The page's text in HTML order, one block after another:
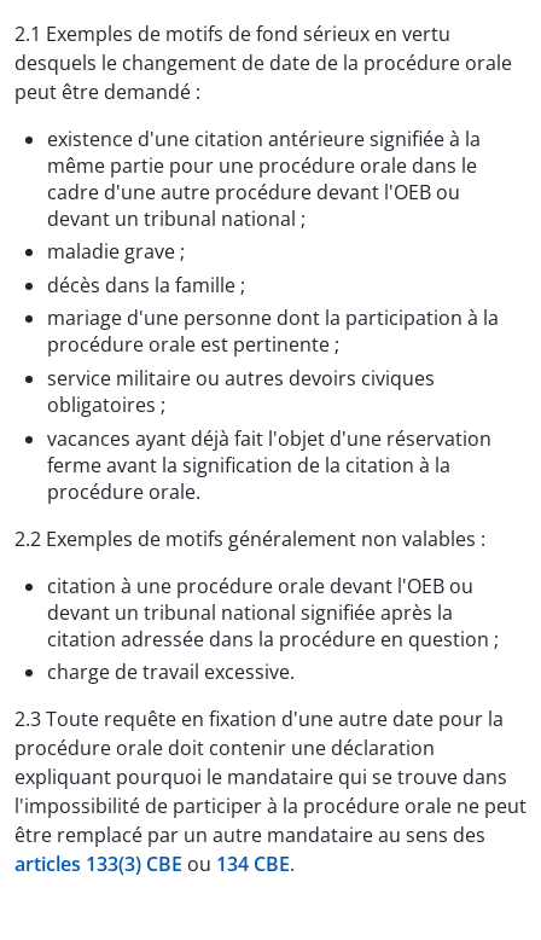
2.1 Exemples de motifs de fond sérieux en vertu
desquels le changement de date de la procédure orale
peut être demandé :
existence d'une citation antérieure signifiée à la
même partie pour une procédure orale dans le
cadre d'une autre procédure devant l'OEB ou
devant un tribunal national ;
maladie grave ;
décès dans la famille ;
mariage d'une personne dont la participation à la
procédure orale est pertinente ;
service militaire ou autres devoirs civiques
obligatoires ;
vacances ayant déjà fait l'objet d'une réservation
ferme avant la signification de la citation à la
procédure orale.
2.2 Exemples de motifs généralement non valables :
citation à une procédure orale devant l'OEB ou
devant un tribunal national signifiée après la
citation adressée dans la procédure en question ;
charge de travail excessive.
2.3 Toute requête en fixation d'une autre date pour la
procédure orale doit contenir une déclaration
expliquant pourquoi le mandataire qui se trouve dans
l'impossibilité de participer à la procédure orale ne peut
être remplacé par un autre mandataire au sens des
articles 133(3) CBE ou 134 CBE.